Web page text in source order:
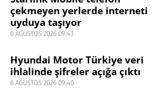
çekmeyen yerlerde interneti
uyduya taşıyor
6 AĞUSTOS 2026 09:43
Hyundai Motor Türkiye veri
ihlalinde şifreler açığa çıktı
6 AĞUSTOS 2026 09:40